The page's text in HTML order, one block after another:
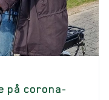
på corona-